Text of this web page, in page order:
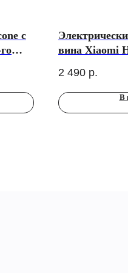
с
вина Xiaomi
2 490 р.
В